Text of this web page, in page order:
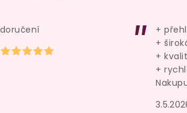
Hodnocení obchodu je 5 z 5 hvězdiček.
+
+
+
+